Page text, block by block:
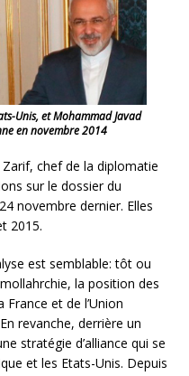
Unis, et Mohammad Javad
en novembre 2014
chef de la diplomatie
sur le dossier du
novembre dernier. Elles
2015.
est semblable: tôt ou
la position des
et de l’Union
revanche, derrière un
stratégie d’alliance qui se
et les Etats-Unis. Depuis